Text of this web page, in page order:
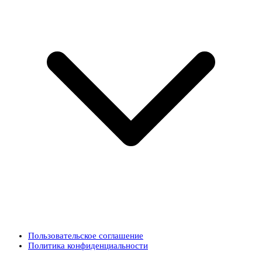
Пользовательское соглашение
Политика конфиденциальности